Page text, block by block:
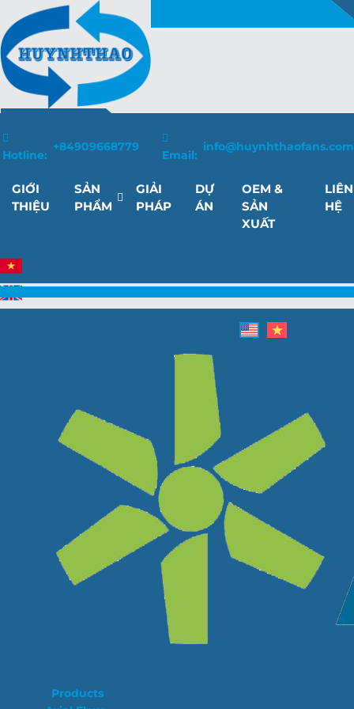
Hotline:
+84909668779
Email:
info@huynhthaofans.com
GIỚI
THIỆU
SẢN
PHẨM
GIẢI
PHÁP
DỰ
ÁN
OEM &
SẢN
XUẤT
LIÊN
HỆ
Products